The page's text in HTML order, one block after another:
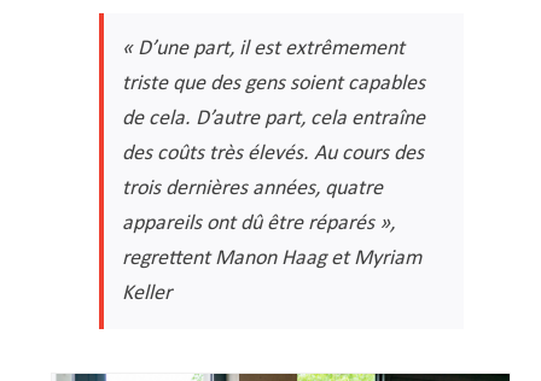
« D’une part, il est extrêmement
triste que des gens soient capables
de cela. D’autre part, cela entraîne
des coûts très élevés. Au cours des
trois dernières années, quatre
appareils ont dû être réparés »,
regrettent Manon Haag et Myriam
Keller